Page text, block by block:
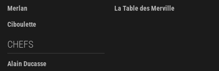
Merlan
Ciboulette
La Table des Merville
CHEFS
Alain Ducasse